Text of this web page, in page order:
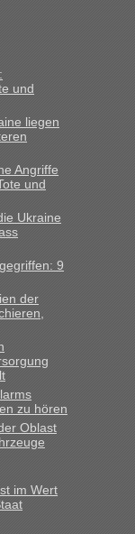
und
liegen
Angriffe
und
Ukraine
9
der
zu hören
Oblast
im Wert